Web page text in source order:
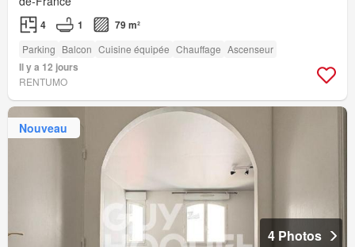
4 1 79 m²
Parking Balcon Cuisine équipée Chauffage Ascenseur
Il y a 12 jours
RENTUMO
Nouveau
4 Photos